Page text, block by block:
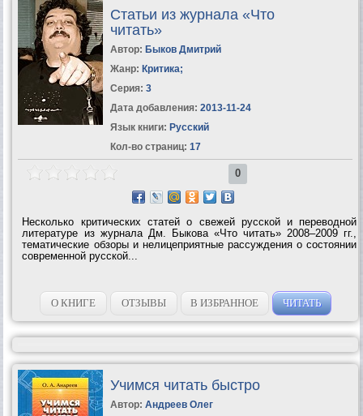
Статьи из журнала «Что
читать»
Автор: Быков Дмитрий
Жанр: Критика;
Серия: 3
Дата добавления: 2013-11-24
Язык книги: Русский
Кол-во страниц: 17
0
Несколько критических статей о свежей русской и переводной
литературе из журнала Дм. Быкова «Что читать» 2008–2009 гг.,
тематические обзоры и нелицеприятные рассуждения о состоянии
современной русской...
О КНИГЕ ОТЗЫВЫ В ИЗБРАННОЕ ЧИТАТЬ
Учимся читать быстро
Автор: Андреев Олег